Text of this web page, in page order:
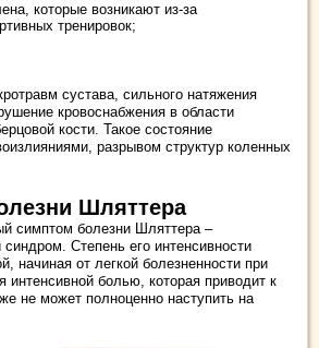
которые возникают из-за
тренировок;
сустава, сильного натяжения
кровоснабжения в области
кости. Такое состояние
разрывом структур коленных
Шляттера
симптом болезни Шляттера –
Степень его интенсивности
начиная от легкой болезненности при
интенсивной болью, которая приводит к
не может полноценно наступить на